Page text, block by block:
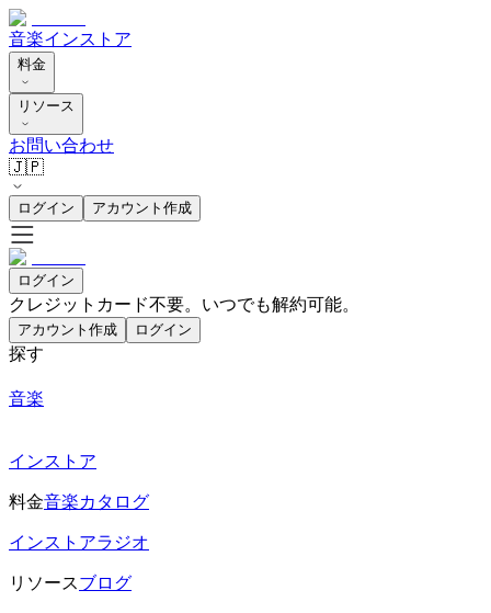
音楽インストア
料金
リソース
お問い合わせ
🇯🇵
ログイン アカウント作成
ログイン
クレジットカード不要。いつでも解約可能。
アカウント作成 ログイン
探す
音楽
インストア
料金音楽カタログ
インストアラジオ
リソースブログ